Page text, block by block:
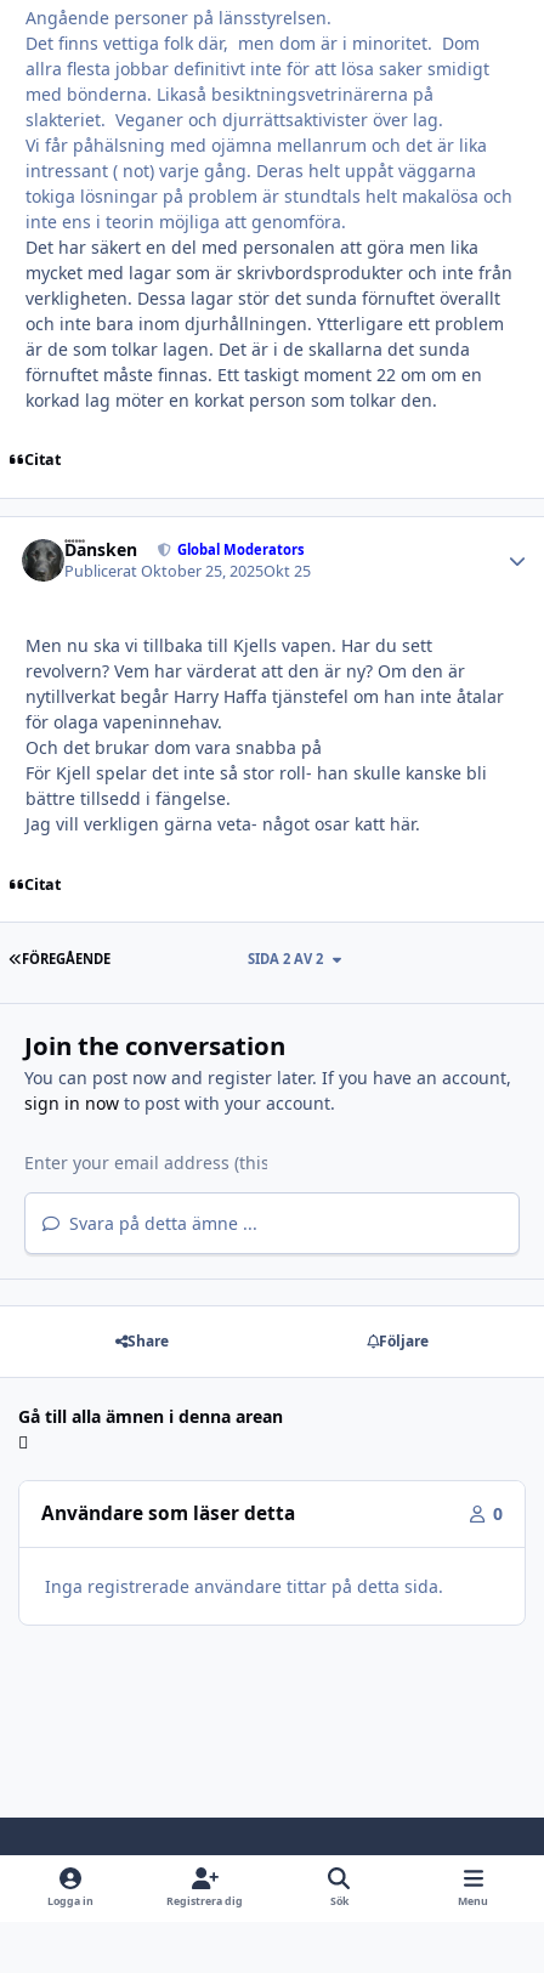
Angående personer på länsstyrelsen.
Det finns vettiga folk där, men dom är i minoritet. Dom
allra flesta jobbar definitivt inte för att lösa saker smidigt
med bönderna. Likaså besiktningsvetrinärerna på
slakteriet. Veganer och djurrättsaktivister över lag.
Vi får påhälsning med ojämna mellanrum och det är lika
intressant ( not) varje gång. Deras helt uppåt väggarna
tokiga lösningar på problem är stundtals helt makalösa och
inte ens i teorin möjliga att genomföra.
Det har säkert en del med personalen att göra men lika
mycket med lagar som är skrivbordsprodukter och inte från
verkligheten. Dessa lagar stör det sunda förnuftet överallt
och inte bara inom djurhållningen. Ytterligare ett problem
är de som tolkar lagen. Det är i de skallarna det sunda
förnuftet måste finnas. Ett taskigt moment 22 om om en
korkad lag möter en korkat person som tolkar den.
Citat
Dansken Global Moderators
PubliceratOktober 25, 2025Okt 25
Men nu ska vi tillbaka till Kjells vapen. Har du sett
revolvern? Vem har värderat att den är ny? Om den är
nytillverkat begår Harry Haffa tjänstefel om han inte åtalar
för olaga vapeninnehav.
Och det brukar dom vara snabba på
För Kjell spelar det inte så stor roll- han skulle kanske bli
bättre tillsedd i fängelse.
Jag vill verkligen gärna veta- något osar katt här.
Citat
FÖRSTA SIDAN
FÖREGÅENDE SIDA 2 AV 2
Join the conversation
You can post now and register later. If you have an account,
sign in nowto post with your account.
Svara på detta ämne ...
Share Följare
Gå till alla ämnen i denna arean
Användare som läser detta 0
Inga registrerade användare tittar på detta sida.
Light ModeDark ModeSystem Preference
Logga in Registrera dig Sök Menu